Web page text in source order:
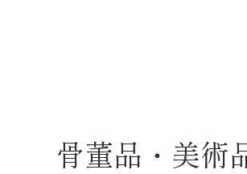
骨董品・美術